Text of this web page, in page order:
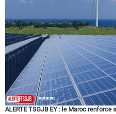
Tourisme
Régions
ALERTE TSGJB EY : le Maroc